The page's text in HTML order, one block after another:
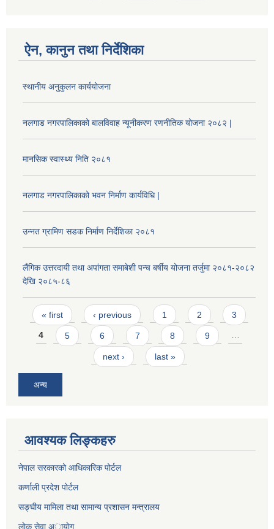
ऐन, कानुन तथा निर्देशिका
स्थानीय अनुकुलन कार्ययोजना
नलगाड नगरपालिकाको बालविवाह न्यूनीकरण रणनीतिक योजना २०८२ |
मानसिक स्वास्थ्य निति २०८१
नलगाड नगरपालिकाको भवन निर्माण कार्यविधि |
उन्नत ग्रामिण सडक निर्माण निर्देशिका २०८१
लैंगिक उत्तरदायी तथा अपांगता समाबेशी पन्च बर्षीय योजना तर्जुमा २०८१-२०८२
देखि २०८५-८६
Pages
« first ‹ previous 1 2 3
4 5 6 7 8 9 …
next › last »
अन्य
आवश्यक लिङ्कहरु
नेपाल सरकारको आधिकारिक पोर्टल
कर्णाली प्रदेश पोर्टल
सङ्घीय मामिला तथा सामान्य प्रशासन मन्त्रालय
लाेक सेवा अायाेग